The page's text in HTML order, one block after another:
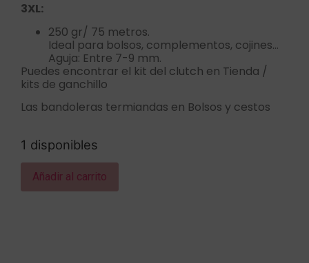
3XL:
250 gr/ 75 metros.
Ideal para bolsos, complementos, cojines…
Aguja: Entre 7-9 mm.
Puedes encontrar el kit del clutch en Tienda /
kits de ganchillo
Las bandoleras termiandas en Bolsos y cestos
1 disponibles
Añadir al carrito